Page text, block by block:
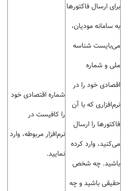
برای ارسال فاکتورها
به سامانه مودیان،
می‌بایست شناسه
ملی و شماره
اقصادی خود را در
نرم‌افزاری که با آن
فاکتورها را ارسال
می‌کنید، وارد کرده
باشید. چه شخص
حقیقی باشید و چه
شماره اقتصادی خود
را کافیست در
نرم‌افزار مربوطه، وارد
نمایید.